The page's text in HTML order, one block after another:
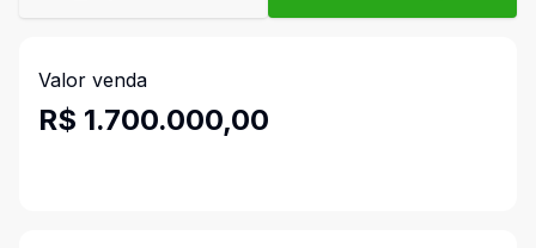
Valor venda
R$ 1.700.000,00